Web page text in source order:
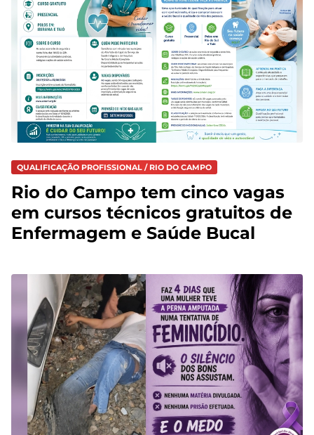
QUALIFICAÇÃO PROFISSIONAL / RIO DO CAMPO
Rio do Campo tem cinco vagas
em cursos técnicos gratuitos de
Enfermagem e Saúde Bucal